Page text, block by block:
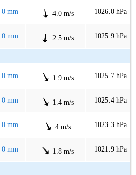
0 mm 4.0 m/s 1026.0 hPa
0 mm 2.5 m/s 1025.9 hPa
0 mm 1.9 m/s 1025.7 hPa
0 mm 1.4 m/s 1025.4 hPa
0 mm 4 m/s 1023.3 hPa
0 mm 1.8 m/s 1021.9 hPa